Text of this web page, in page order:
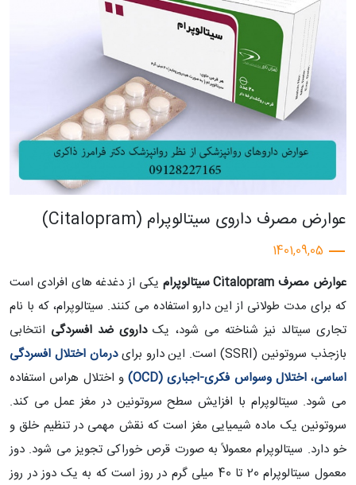
عوارض مصرف داروی سیتالوپرام (Citalopram)
1401,09,05
عوارض مصرف Citalopram سیتالوپرام
یکی از دغدغه های افرادی است
که برای مدت طولانی از این دارو استفاده می کنند. سیتالوپرام، که با نام
تجاری سیتالد نیز شناخته می شود، یکداروی ضد افسردگی انتخابی
بازجذب سروتونین (SSRI) است. این دارو برای
درمان اختلال افسردگی
اساسی،اختلال وسواس فکری-اجباری (OCD)
و اختلال هراس استفاده
می شود. سیتالوپرام با افزایش سطح سروتونین در مغز عمل می کند.
سروتونین یک ماده شیمیایی مغز است که نقش مهمی در تنظیم خلق و
خو دارد. سیتالوپرام معمولاً به صورت قرص خوراکی تجویز می شود. دوز
معمول سیتالوپرام 20 تا 40 میلی گرم در روز است که به یک دوز در روز